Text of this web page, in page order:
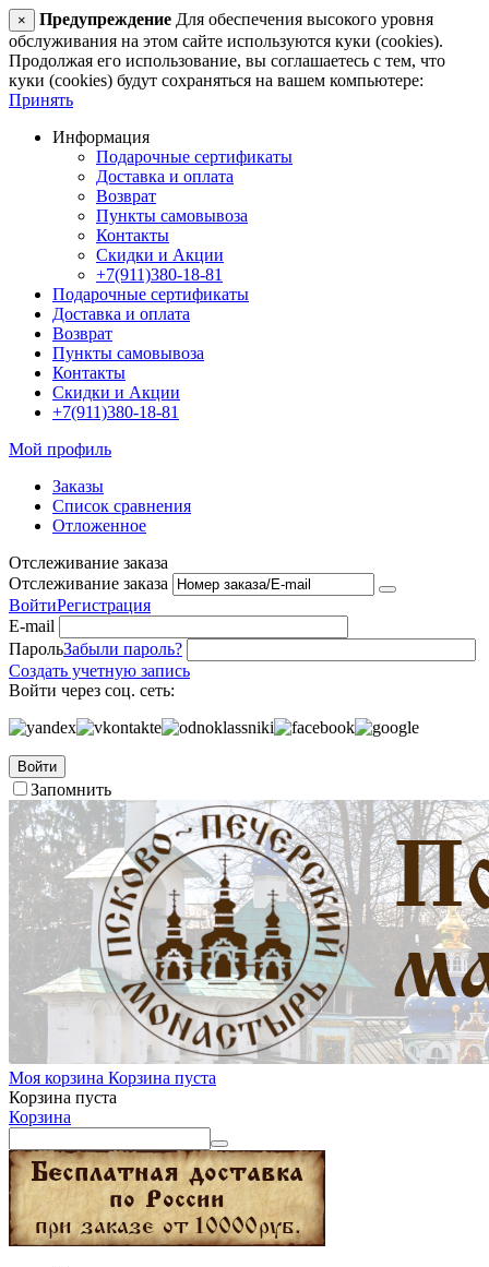
× Предупреждение Для обеспечения высокого уровня
обслуживания на этом сайте используются куки (cookies).
Продолжая его использование, вы соглашаетесь с тем, что
куки (cookies) будут сохраняться на вашем компьютере:
Принять
Информация
Подарочные сертификаты
Доставка и оплата
Возврат
Пункты самовывоза
Контакты
Скидки и Акции
+7(911)380-18-81
Подарочные сертификаты
Доставка и оплата
Возврат
Пункты самовывоза
Контакты
Скидки и Акции
+7(911)380-18-81
Мой профиль
Заказы
Список сравнения
Отложенное
Отслеживание заказа
Отслеживание заказа
ВойтиРегистрация
E-mail
ПарольЗабыли пароль?
Создать учетную запись
Войти через соц. сеть:
Войти
Запомнить
Моя корзина Корзина пуста
Корзина пуста
Корзина